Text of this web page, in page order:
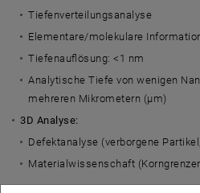
Tiefenverteilungsanalyse
Elementare/molekulare
Tiefenauflösung: <1 nm
Analytische Tiefe von wenigen
mehreren Mikrometern (µm)
3D Analyse:
Defektanalyse (verborgene
Materialwissenschaft